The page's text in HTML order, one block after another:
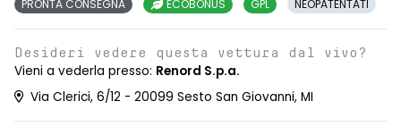
PRONTA CONSEGNA ECOBONUS GPL NEOPATENTATI
Desideri vedere questa vettura dal vivo?
Vieni a vederla presso: Renord S.p.a.
Via Clerici, 6/12 - 20099 Sesto San Giovanni, MI